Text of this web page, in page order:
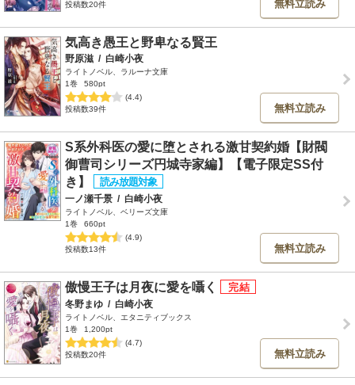
投稿数20件
無料立読み
気高き愚王と野卑なる賢王
野原滋 / 白崎小夜
ライトノベル、ラルーナ文庫
1巻
580pt
(4.4)
投稿数39件
無料立読み
S系外科医の愛に堕とされる激甘契約婚【財閥
御曹司シリーズ円城寺家編】【電子限定SS付
き】
一ノ瀬千景 / 白崎小夜
ライトノベル、ベリーズ文庫
1巻
660pt
(4.9)
投稿数13件
無料立読み
傲慢王子は月夜に愛を囁く
冬野まゆ / 白崎小夜
ライトノベル、エタニティブックス
1巻
1,200pt
(4.7)
投稿数20件
無料立読み